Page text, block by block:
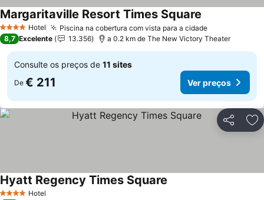
4 EstrelasHotel Piscina na cobertura com vista para a cidade
Margaritaville Resort Times Square
8,7 Excelente 13.356 a 0.2 km de The New Victory Theater
Consulte os preços de 11 sites
De € 211 Ver preços
Partilhar
4 EstrelasHotel
Hyatt Regency Times Square